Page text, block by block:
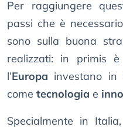
Per raggiungere
passi che è
sono sulla buona
realizzati: in primis è
l’Europa investano in
come tecnologia e
Specialmente in